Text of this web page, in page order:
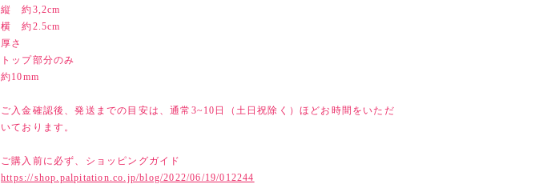
縦 約3,2cm
横 約2.5cm
厚さ
トップ部分のみ
約10mm
ご入金確認後、発送までの目安は、通常3~10日（土日祝除く）ほどお時間をいただ
いております。
ご購入前に必ず、ショッピングガイド
https://shop.palpitation.co.jp/blog/2022/06/19/012244